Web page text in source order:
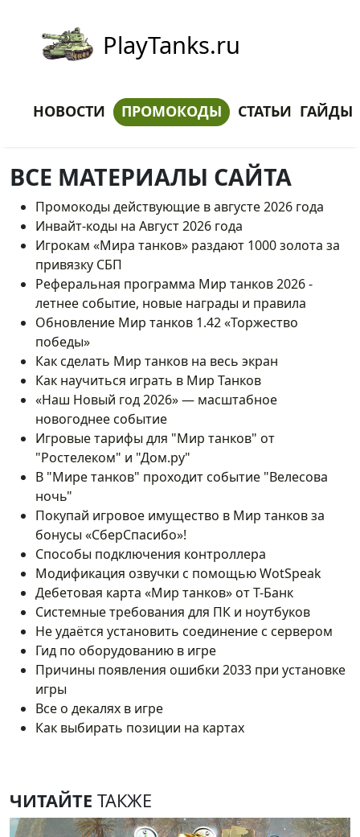
PlayTanks.ru
НОВОСТИ ПРОМОКОДЫ СТАТЬИ ГАЙДЫ
ВСЕ МАТЕРИАЛЫ САЙТА
Промокоды действующие в августе 2026 года
Инвайт-коды на Август 2026 года
Игрокам «Мира танков» раздают 1000 золота за
привязку СБП
Реферальная программа Мир танков 2026 -
летнее событие, новые награды и правила
Обновление Мир танков 1.42 «Торжество
победы»
Как сделать Мир танков на весь экран
Как научиться играть в Мир Танков
«Наш Новый год 2026» — масштабное
новогоднее событие
Игровые тарифы для "Мир танков" от
"Ростелеком" и "Дом.ру"
В "Мире танков" проходит событие "Велесова
ночь"
Покупай игровое имущество в Мир танков за
бонусы «СберСпасибо»!
Способы подключения контроллера
Модификация озвучки с помощью WotSpeak
Дебетовая карта «Мир танков» от Т-Банк
Системные требования для ПК и ноутбуков
Не удаётся установить соединение с сервером
Гид по оборудованию в игре
Причины появления ошибки 2033 при установке
игры
Все о декалях в игре
Как выбирать позиции на картах
ЧИТАЙТЕ ТАКЖЕ